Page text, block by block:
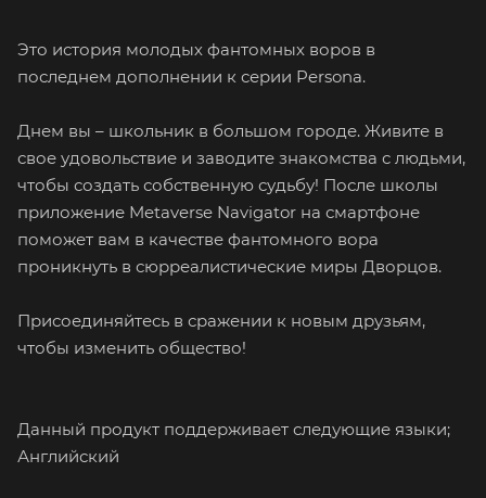
Это история молодых фантомных воров в
последнем дополнении к серии Persona.
Днем вы – школьник в большом городе. Живите в
свое удовольствие и заводите знакомства с людьми,
чтобы создать собственную судьбу! После школы
приложение Metaverse Navigator на смартфоне
поможет вам в качестве фантомного вора
проникнуть в сюрреалистические миры Дворцов.
Присоединяйтесь в сражении к новым друзьям,
чтобы изменить общество!
Данный продукт поддерживает следующие языки;
Английский